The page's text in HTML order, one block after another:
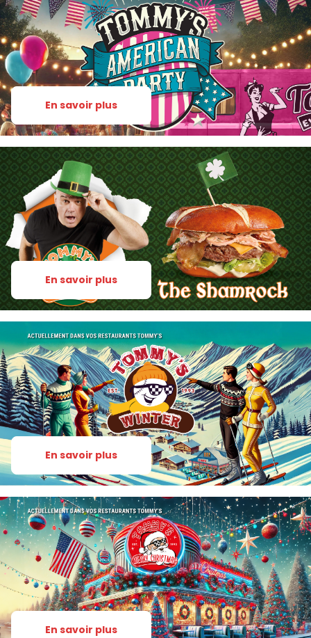
Notre carte
Restaurants
Les kids
Histoire & valeurs
News
Fidelité
Groupes et Entreprises
Devenir franchisé
Nous rejoindre
En savoir plus
En savoir plus
En savoir plus
En savoir plus